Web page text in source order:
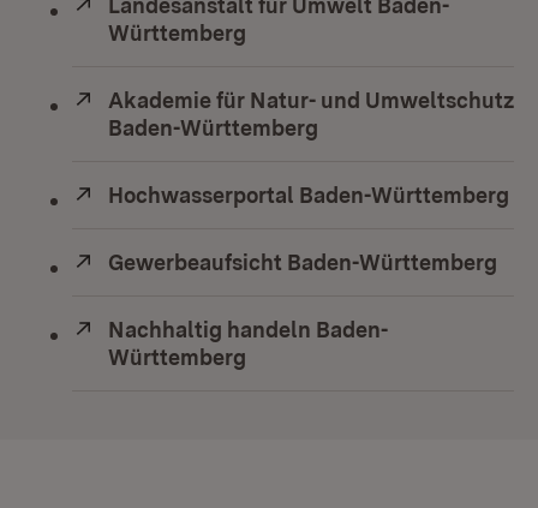
Extern:
Landesanstalt für Umwelt Baden-
Württemberg
Extern:
Akademie für Natur- und Umweltschutz
Baden-Württemberg
Extern:
Hochwasserportal Baden-Württemberg
Extern:
Gewerbeaufsicht Baden-Württemberg
Extern:
Nachhaltig handeln Baden-
Württemberg